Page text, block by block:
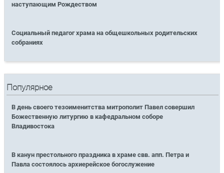
наступающим Рождеством
Социальный педагог храма на общешкольных родительских
собраниях
Популярное
В день своего тезоименитства митрополит Павел совершил
Божественную литургию в кафедральном соборе
Владивостока
В канун престольного праздника в храме свв. апп. Петра и
Павла состоялось архиерейское богослужение